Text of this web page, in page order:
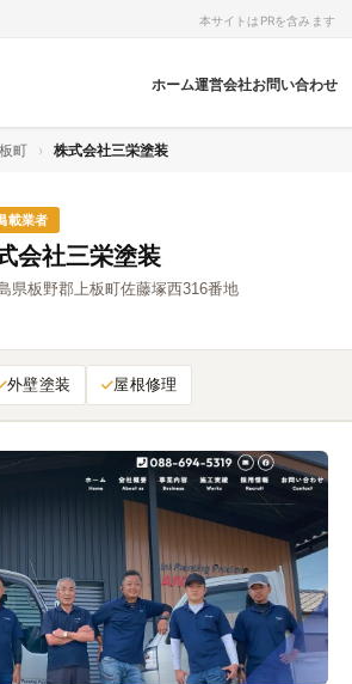
本サイトはPRを含みます
ホーム運営会社お問い合わせ
町 › 株式会社三栄塗装
載業者
会社三栄塗装
県板野郡上板町佐藤塚西316番地
外壁塗装 屋根修理